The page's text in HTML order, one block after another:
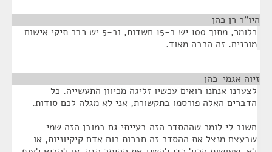
היו"ר רן כהן
כלומר, מתוך 100 יש ב-15 חשדות, וב-5 יש כבר תיקי אישום
מוכנים. זה הרבה מאוד.
זיוה אגמי-כהן
לצערנו אנחנו רואים עכשיו זליגה מכיוון התעשייה. כל
הדברים האלה פורסמו בתקשורת, אני לא מגלה לכם סודות.
חשוב לי לומר שההסדר הזה בעייתי גם במובן הזה שמי
שבעצם מנצל את ההסדר זה חברות כוח אדם קיקיוניות, או